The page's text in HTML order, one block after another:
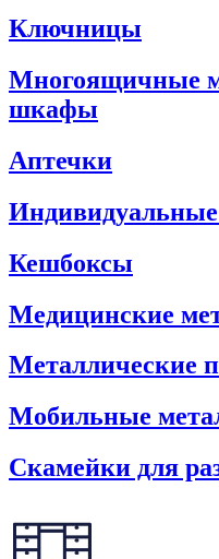
Ключницы
Многоящичные
шкафы
Аптечки
Кешбоксы
Медицинские
Металлические
Мобильные
Скамейки для